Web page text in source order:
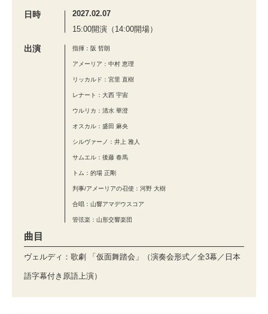
日時
2027.02.07
15:00開演（14:00開場）
出演 指揮：阪 哲朗
アメーリア：中村 恵理
リッカルド：宮里 直樹
レナート：大西 宇宙
ウルリカ：清水 華澄
オスカル：盛田 麻央
シルヴァーノ：井上 雅人
サムエル：後藤 春馬
トム：的場 正剛
判事/アメーリアの召使：河野 大樹
合唱：山響アマデウスコア
管弦楽：山形交響楽団
曲目
ヴェルディ：歌劇 「仮面舞踏会」（演奏会形式／全3幕／日本
語字幕付き原語上演）